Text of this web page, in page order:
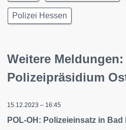
Polizei Hessen
Weitere Meldungen:
Polizeipräsidium
15.12.2023 – 16:45
POL-OH: Polizeieinsatz in Bad